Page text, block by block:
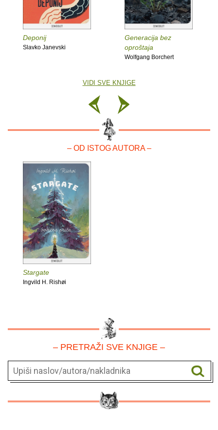
Deponij
Slavko Janevski
Generacija bez
oproštaja
Wolfgang Borchert
VIDI SVE KNJIGE
– OD ISTOG AUTORA –
Stargate
Ingvild H. Rishøi
– PRETRAŽI SVE KNJIGE –